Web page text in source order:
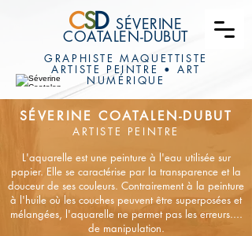
CSD SÉVERINE
COATALEN-DUBUT
GRAPHISTE MAQUETTISTE
ARTISTE PEINTRE • ART
NUMÉRIQUE
SÉVERINE COATALEN-DUBUT
ARTISTE PEINTRE
L'aquarelle est une peinture à l'eau utilisée sur
papier. Elle se caractérise par la transparence et la
douceur de ses couleurs. Contrairement à la peinture
à l'huile où les couches peuvent être superposées et
mélangées, l'aquarelle ne permet pas les erreurs....
de manipulation.